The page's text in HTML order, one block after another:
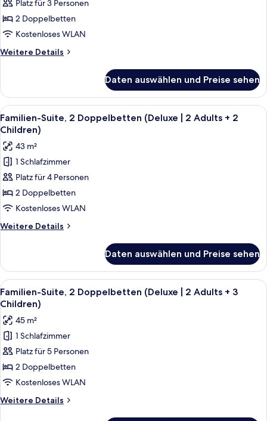
Suite,
2 Doppelbetten
(Deluxe
2
Child)
anzeigen
Platz für 3 Personen
2 Doppelbetten
Kostenloses WLAN
Weitere Details
Weitere
Suite,
2 Doppelbetten
(Deluxe
|
Adults
+
Child)
Daten auswählen und Preise sehen
Alle
Fotos
für
Familien-
Suite,
2 Doppelbetten
(Deluxe
2
Adults
2
Children)
anzeigen
Ein modernes Hotelzimmer mit Bett,
9
Familien-Suite, 2 Doppelbetten (Deluxe | 2 Adults + 2
Children)
43 m²
1 Schlafzimmer
Platz für 4 Personen
2 Doppelbetten
Kostenloses WLAN
Weitere Details
Weitere
Suite,
2 Doppelbetten
(Deluxe
|
Adults
+
2
Children)
Daten auswählen und Preise sehen
Alle
Fotos
für
Familien-
Suite,
2 Doppelbetten
(Deluxe
2
Adults
Ein modernes Hotelzimmer mit Bett,
9
Familien-Suite, 2 Doppelbetten (Deluxe | 2 Adults + 3
Children)
45 m²
1 Schlafzimmer
Platz für 5 Personen
2 Doppelbetten
Kostenloses WLAN
Weitere Details
Weitere